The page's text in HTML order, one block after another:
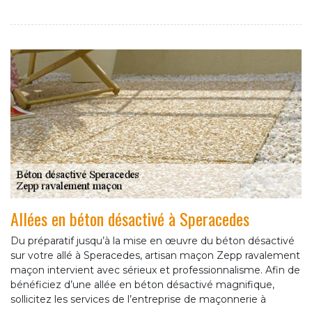
Allées en béton désactivé à Speracedes
Du préparatif jusqu’à la mise en œuvre du béton désactivé
sur votre allé à Speracedes, artisan maçon Zepp ravalement
maçon intervient avec sérieux et professionnalisme. Afin de
bénéficiez d’une allée en béton désactivé magnifique,
sollicitez les services de l’entreprise de maçonnerie à